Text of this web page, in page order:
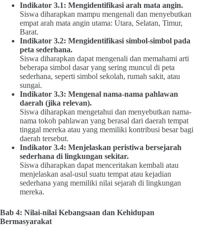
Indikator 3.1: Mengidentifikasi arah mata angin.
Siswa diharapkan mampu mengenali dan menyebutkan
empat arah mata angin utama: Utara, Selatan, Timur,
Barat.
Indikator 3.2: Mengidentifikasi simbol-simbol pada
peta sederhana.
Siswa diharapkan dapat mengenali dan memahami arti
beberapa simbol dasar yang sering muncul di peta
sederhana, seperti simbol sekolah, rumah sakit, atau
sungai.
Indikator 3.3: Mengenal nama-nama pahlawan
daerah (jika relevan).
Siswa diharapkan mengetahui dan menyebutkan nama-
nama tokoh pahlawan yang berasal dari daerah tempat
tinggal mereka atau yang memiliki kontribusi besar bagi
daerah tersebut.
Indikator 3.4: Menjelaskan peristiwa bersejarah
sederhana di lingkungan sekitar.
Siswa diharapkan dapat menceritakan kembali atau
menjelaskan asal-usul suatu tempat atau kejadian
sederhana yang memiliki nilai sejarah di lingkungan
mereka.
Bab 4: Nilai-nilai Kebangsaan dan Kehidupan
Bermasyarakat